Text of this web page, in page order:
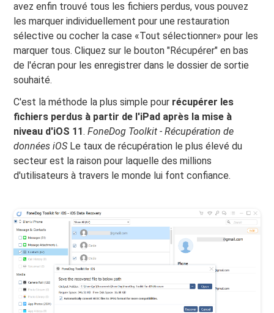
avez enfin trouvé tous les fichiers perdus, vous pouvez
les marquer individuellement pour une restauration
sélective ou cocher la case «Tout sélectionner» pour les
marquer tous. Cliquez sur le bouton "Récupérer" en bas
de l'écran pour les enregistrer dans le dossier de sortie
souhaité.
C'est la méthode la plus simple pour récupérer les
fichiers perdus à partir de l'iPad après la mise à
niveau d'iOS 11.FoneDog Toolkit - Récupération de
données iOSLe taux de récupération le plus élevé du
secteur est la raison pour laquelle des millions
d'utilisateurs à travers le monde lui font confiance.